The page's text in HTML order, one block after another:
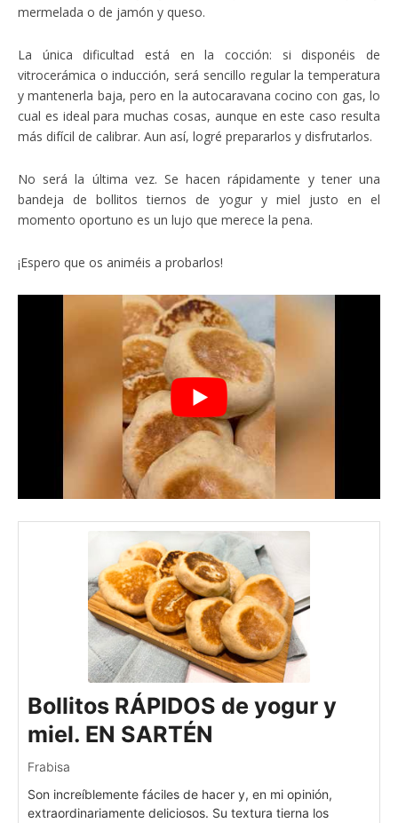
mermelada o de jamón y queso.
La única dificultad está en la cocción: si disponéis de
vitrocerámica o inducción, será sencillo regular la temperatura
y mantenerla baja, pero en la autocaravana cocino con gas, lo
cual es ideal para muchas cosas, aunque en este caso resulta
más difícil de calibrar. Aun así, logré prepararlos y disfrutarlos.
No será la última vez. Se hacen rápidamente y tener una
bandeja de bollitos tiernos de yogur y miel justo en el
momento oportuno es un lujo que merece la pena.
¡Espero que os animéis a probarlos!
Bollitos RÁPIDOS de yogur y
miel. EN SARTÉN
Frabisa
Son increíblemente fáciles de hacer y, en mi opinión,
extraordinariamente deliciosos. Su textura tierna los